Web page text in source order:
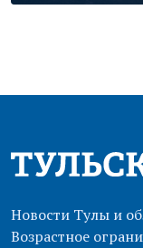
Новости Тулы и
Возрастное